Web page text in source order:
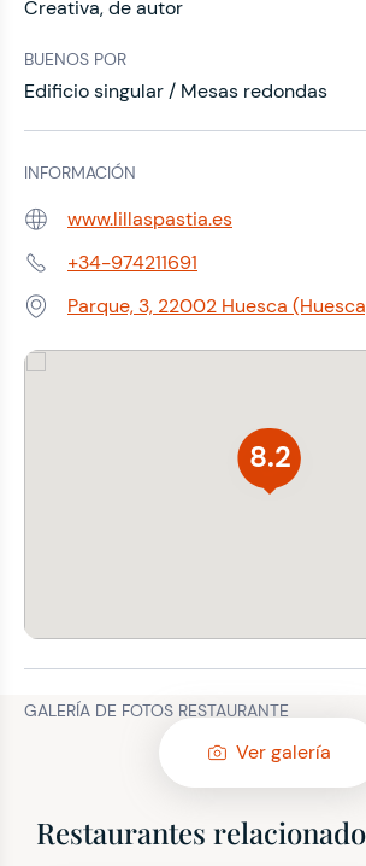
Creativa, de autor
BUENOS POR
Edificio singular / Mesas redondas
INFORMACIÓN
Web: www.lillaspastia.es
Teléfono:+34-974211691
Dirección:Parque, 3, 22002 Huesca
8.2
GALERÍA DE FOTOS RESTAURANTE
Ver galería
Restaurantes